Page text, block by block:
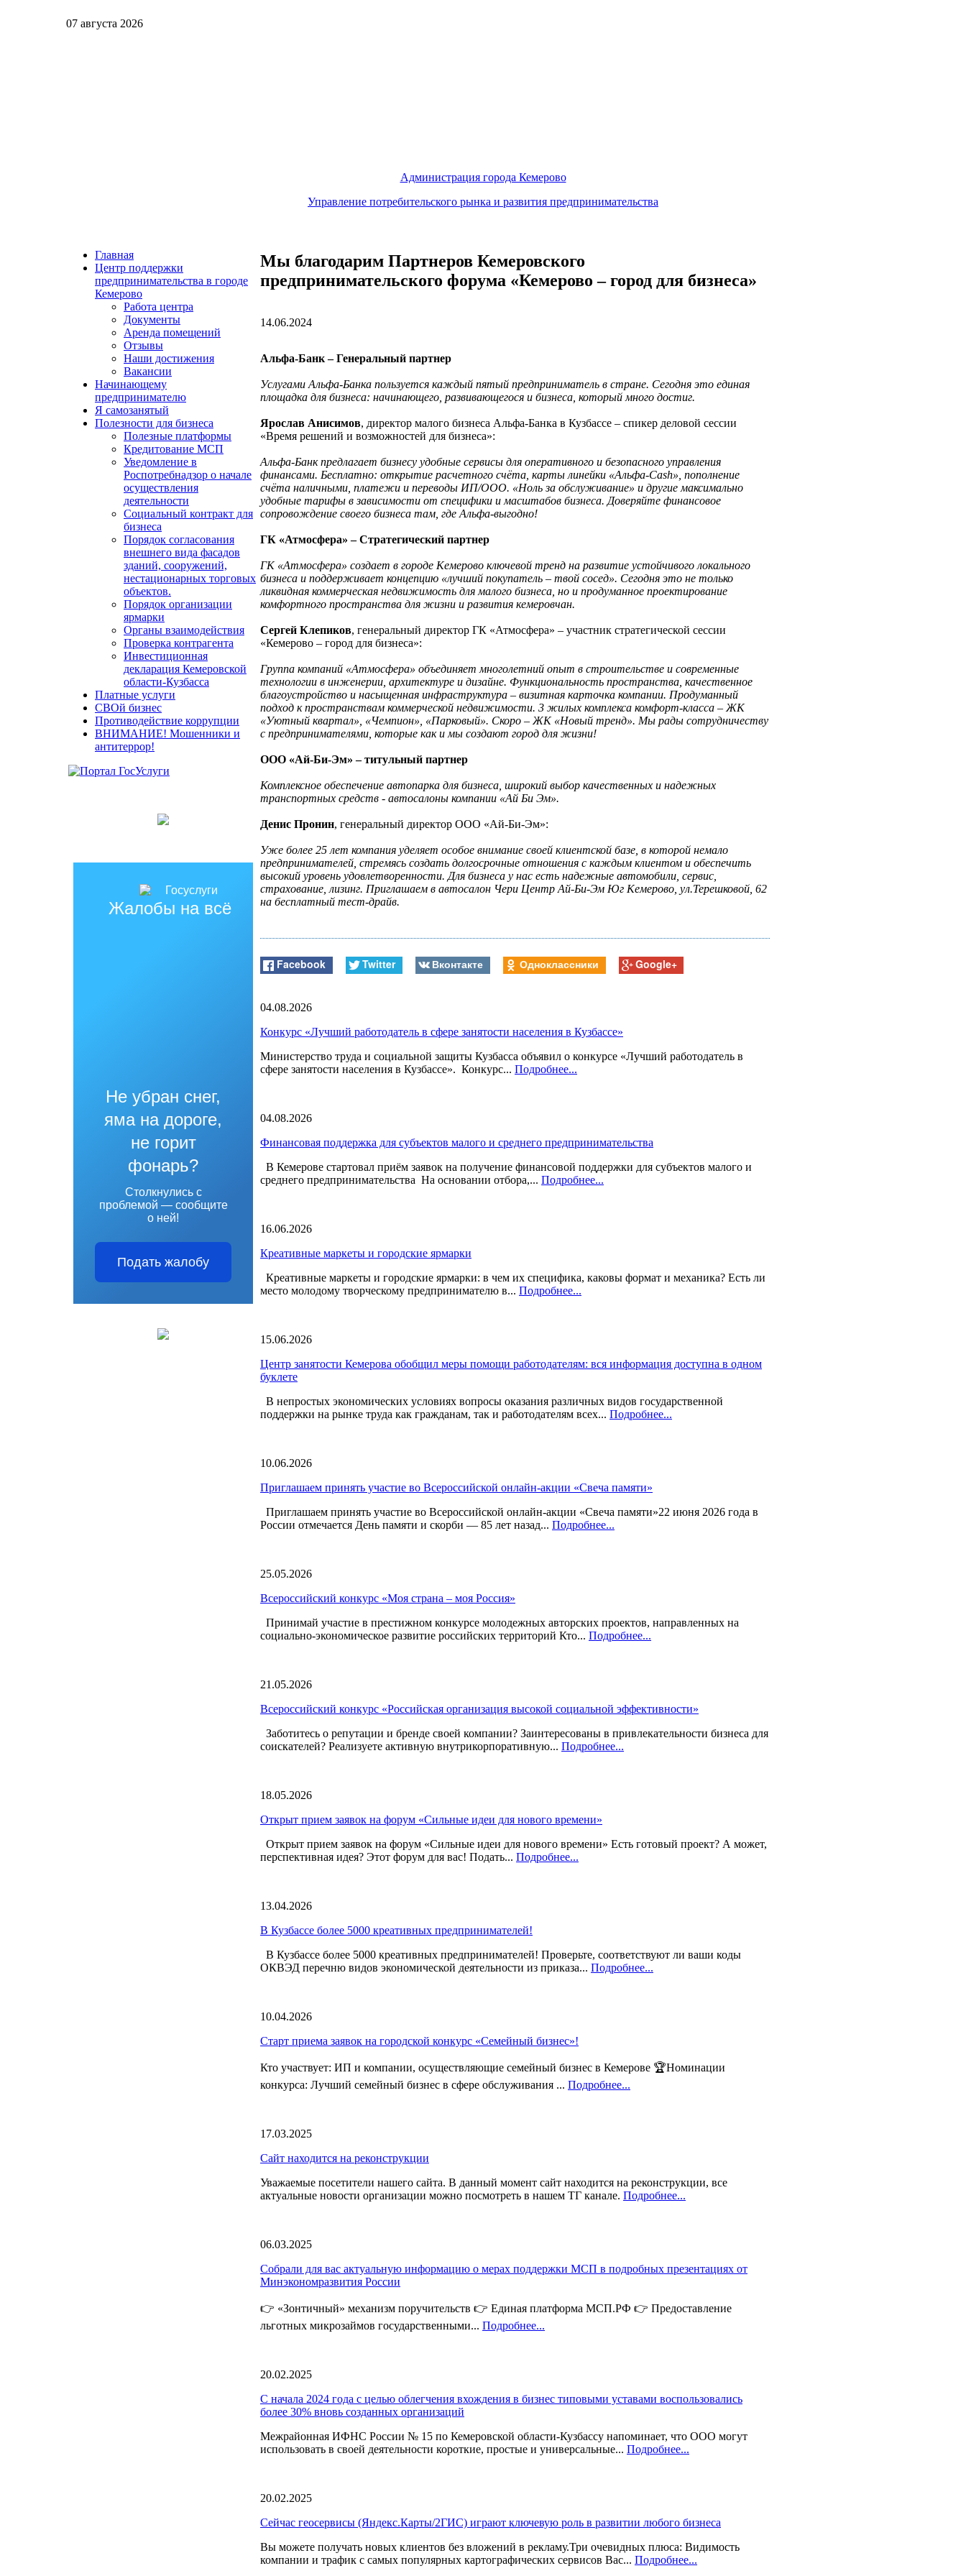
07 августа 2026
Администрация города Кемерово
Управление потребительского рынка и развития предпринимательства
Главная
Центр поддержки
предпринимательства в городе
Кемерово
Работа центра
Документы
Аренда помещений
Отзывы
Наши достижения
Вакансии
Начинающему
предпринимателю
Я самозанятый
Полезности для бизнеса
Полезные платформы
Кредитование МСП
Уведомление в
Роспотребнадзор о начале
осуществления
деятельности
Социальный контракт для
бизнеса
Порядок согласования
внешнего вида фасадов
зданий, сооружений,
нестационарных торговых
объектов.
Порядок организации
ярмарки
Органы взаимодействия
Проверка контрагента
Инвестиционная
декларация Кемеровской
области-Кузбасса
Платные услуги
СВОй бизнес
Противодействие коррупции
ВНИМАНИЕ! Мошенники и
антитеррор!
Жалобы на всё
Не убран снег,
яма на дороге,
не горит
фонарь?
Столкнулись с
проблемой — сообщите
о ней!
Подать жалобу
Мы благодарим Партнеров Кемеровского
предпринимательского форума «Кемерово – город для бизнеса»
14.06.2024
Альфа-Банк – Генеральный партнер
Услугами Альфа-Банка пользуется каждый пятый предприниматель в стране. Сегодня это единая
площадка для бизнеса: начинающего, развивающегося и бизнеса, который много достиг.
Ярослав Анисимов, директор малого бизнеса Альфа-Банка в Кузбассе – спикер деловой сессии
«Время решений и возможностей для бизнеса»:
Альфа-Банк предлагает бизнесу удобные сервисы для оперативного и безопасного управления
финансами. Бесплатно: открытие расчетного счёта, карты линейки «Альфа-Cash», пополнение
счёта наличными, платежи и переводы ИП/ООО. «Ноль за обслуживание» и другие максимально
удобные тарифы в зависимости от специфики и масштабов бизнеса. Доверяйте финансовое
сопровождение своего бизнеса там, где Альфа-выгодно!
ГК «Атмосфера» – Стратегический партнер
ГК «Атмосфера» создает в городе Кемерово ключевой тренд на развитие устойчивого локального
бизнеса и поддерживает концепцию «лучший покупатель – твой сосед». Сегодня это не только
ликвидная коммерческая недвижимость для малого бизнеса, но и продуманное проектирование
комфортного пространства для жизни и развития кемеровчан.
Сергей Клепиков, генеральный директор ГК «Атмосфера» – участник стратегической сессии
«Кемерово – город для бизнеса»:
Группа компаний «Атмосфера» объединяет многолетний опыт в строительстве и современные
технологии в инженерии, архитектуре и дизайне. Функциональность пространства, качественное
благоустройство и насыщенная инфраструктура – визитная карточка компании. Продуманный
подход к пространствам коммерческой недвижимости. 3 жилых комплекса комфорт-класса – ЖК
«Уютный квартал», «Чемпион», «Парковый». Скоро – ЖК «Новый тренд». Мы рады сотрудничеству
с предпринимателями, которые как и мы создают город для жизни!
ООО «Ай-Би-Эм» – титульный партнер
Комплексное обеспечение автопарка для бизнеса, широкий выбор качественных и надежных
транспортных средств - автосалоны компании «Ай Би Эм».
Денис Пронин, генеральный директор ООО «Ай-Би-Эм»:
Уже более 25 лет компания уделяет особое внимание своей клиентской базе, в которой немало
предпринимателей, стремясь создать долгосрочные отношения с каждым клиентом и обеспечить
высокий уровень удовлетворенности. Для бизнеса у нас есть надежные автомобили, сервис,
страхование, лизинг. Приглашаем в автосалон Чери Центр Ай-Би-Эм Юг Кемерово, ул.Терешковой, 62
на бесплатный тест-драйв.
Facebook Twitter Вконтакте Одноклассники Google+
04.08.2026
Конкурс «Лучший работодатель в сфере занятости населения в Кузбассе»
Министерство труда и социальной защиты Кузбасса объявил о конкурсе «Лучший работодатель в
сфере занятости населения в Кузбассе». Конкурс... Подробнее...
04.08.2026
Финансовая поддержка для субъектов малого и среднего предпринимательства
В Кемерове стартовал приём заявок на получение финансовой поддержки для субъектов малого и
среднего предпринимательства На основании отбора,... Подробнее...
16.06.2026
Креативные маркеты и городские ярмарки
Креативные маркеты и городские ярмарки: в чем их специфика, каковы формат и механика? Есть ли
место молодому творческому предпринимателю в... Подробнее...
15.06.2026
Центр занятости Кемерова обобщил меры помощи работодателям: вся информация доступна в одном
буклете
В непростых экономических условиях вопросы оказания различных видов государственной
поддержки на рынке труда как гражданам, так и работодателям всех... Подробнее...
10.06.2026
Приглашаем принять участие во Всероссийской онлайн-акции «Свеча памяти»
Приглашаем принять участие во Всероссийской онлайн-акции «Свеча памяти»22 июня 2026 года в
России отмечается День памяти и скорби — 85 лет назад... Подробнее...
25.05.2026
Всероссийский конкурс «Моя страна – моя Россия»
Принимай участие в престижном конкурсе молодежных авторских проектов, направленных на
социально-экономическое развитие российских территорий Кто... Подробнее...
21.05.2026
Всероссийский конкурс «Российская организация высокой социальной эффективности»
Заботитесь о репутации и бренде своей компании? Заинтересованы в привлекательности бизнеса для
соискателей? Реализуете активную внутрикорпоративную... Подробнее...
18.05.2026
Открыт прием заявок на форум «Сильные идеи для нового времени»
Открыт прием заявок на форум «Сильные идеи для нового времени» Есть готовый проект? А может,
перспективная идея? Этот форум для вас! Подать... Подробнее...
13.04.2026
В Кузбассе более 5000 креативных предпринимателей!
В Кузбассе более 5000 креативных предпринимателей! Проверьте, соответствуют ли ваши коды
ОКВЭД перечню видов экономической деятельности из приказа... Подробнее...
10.04.2026
Старт приема заявок на городской конкурс «Семейный бизнес»!
Кто участвует: ИП и компании, осуществляющие семейный бизнес в Кемерове 🏆Номинации
конкурса: Лучший семейный бизнес в сфере обслуживания ... Подробнее...
17.03.2025
Сайт находится на реконструкции
Уважаемые посетители нашего сайта. В данный момент сайт находится на реконструкции, все
актуальные новости организации можно посмотреть в нашем ТГ канале. Подробнее...
06.03.2025
Собрали для вас актуальную информацию о мерах поддержки МСП в подробных презентациях от
Минэкономразвития России
👉 «Зонтичный» механизм поручительств 👉 Единая платформа МСП.РФ 👉 Предоставление
льготных микрозаймов государственными... Подробнее...
20.02.2025
С начала 2024 года с целью облегчения вхождения в бизнес типовыми уставами воспользовались
более 30% вновь созданных организаций
Межрайонная ИФНС России № 15 по Кемеровской области-Кузбассу напоминает, что ООО могут
использовать в своей деятельности короткие, простые и универсальные... Подробнее...
20.02.2025
Сейчас геосервисы (Яндекс.Карты/2ГИС) играют ключевую роль в развитии любого бизнеса
Вы можете получать новых клиентов без вложений в рекламу.Три очевидных плюса: Видимость
компании и трафик с самых популярных картографических сервисов Вас... Подробнее...